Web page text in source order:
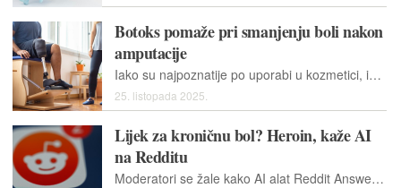
Botoks pomaže pri smanjenju boli nakon
amputacije
Iako su najpoznatije po uporabi u kozmetici, injekcije botoksa mogu imati i druge namjene. Primjerice, koristi ih se u olakšavanju boli Ukrajincima kojima su amputirani udovi
25. listopada 2025.
Lijek za kroničnu bol? Heroin, kaže AI
na Redditu
Moderatori se žale kako AI alat Reddit Answers pruža opasne medicinske savjete koje ne mogu onemogućiti ili sakriti od pogleda.